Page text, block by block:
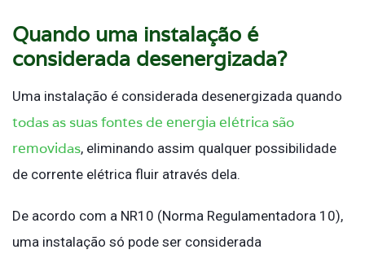
Quando uma instalação é
considerada desenergizada?
Uma instalação é considerada desenergizada quando
todas as suas fontes de energia elétrica são
removidas, eliminando assim qualquer possibilidade
de corrente elétrica fluir através dela.
De acordo com a NR10 (Norma Regulamentadora 10),
uma instalação só pode ser considerada